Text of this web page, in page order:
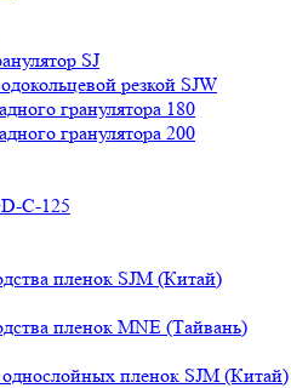
SJ
резкой SJW
гранулятора 180
гранулятора 200
C-125
пленок SJM (Китай)
пленок MNE (Тайвань)
пленок SJM (Китай)